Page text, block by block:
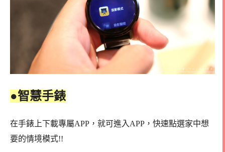
●智慧手錶
在手錶上下載專屬APP，就可進入APP，快速點選家中想
要的情境模式!!